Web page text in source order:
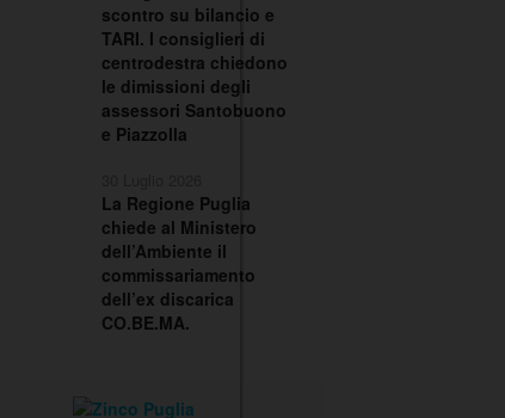
scontro su bilancio e
TARI. I consiglieri di
centrodestra chiedono
le dimissioni degli
assessori Santobuono
e Piazzolla
La Regione Puglia
chiede al Ministero
dell’Ambiente il
commissariamento
dell’ex discarica
CO.BE.MA.